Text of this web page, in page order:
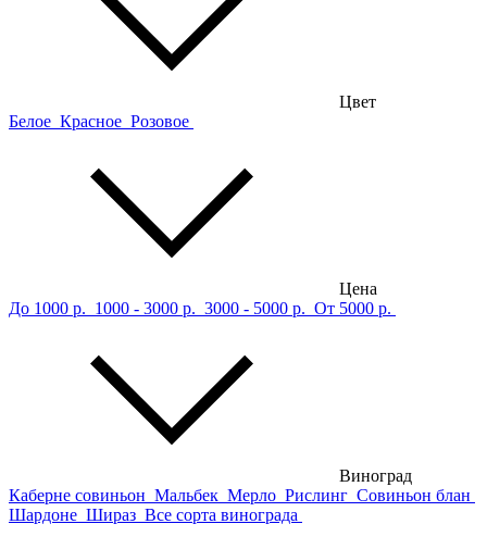
Цвет
Белое Красное Розовое
Цена
До 1000 р. 1000 - 3000 р. 3000 - 5000 р. От 5000 р.
Виноград
Каберне совиньон Мальбек Мерло Рислинг Совиньон блан
Шардоне Шираз Все сорта винограда